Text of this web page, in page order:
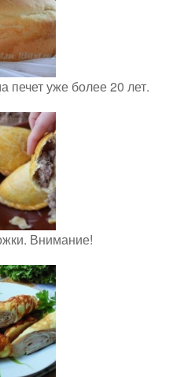
уже более 20 лет.
Внимание!